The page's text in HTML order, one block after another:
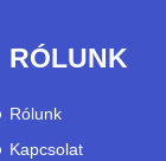
RÓLUNK
Rólunk
Kapcsolat